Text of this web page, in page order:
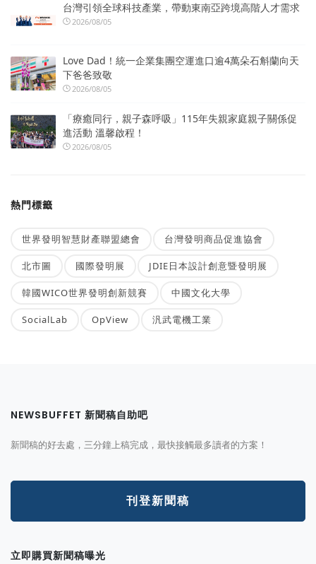
台灣引領全球科技產業，帶動東南亞跨境高階人才需求
2026/08/05
Love Dad！統一企業集團空運進口逾4萬朵石斛蘭向天
下爸爸致敬
2026/08/05
「療癒同行，親子森呼吸」115年失親家庭親子關係促
進活動 溫馨啟程！
2026/08/05
熱門標籤
世界發明智慧財產聯盟總會 台灣發明商品促進協會
北市圖 國際發明展 JDIE日本設計創意暨發明展
韓國WICO世界發明創新競賽 中國文化大學
SocialLab OpView 汎武電機工業
NEWSBUFFET 新聞稿自助吧
新聞稿的好去處，三分鐘上稿完成，最快接觸最多讀者的方案！
刊登新聞稿
立即購買新聞稿曝光